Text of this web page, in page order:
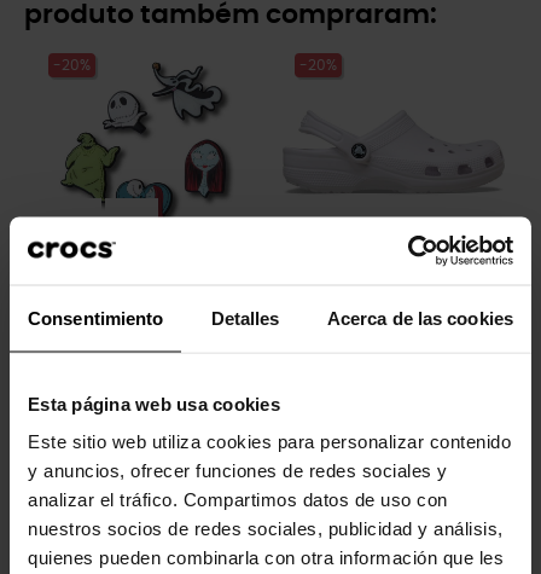
Consentimiento Detalles Acerca de las cookies
Esta página web usa cookies
Este sitio web utiliza cookies para personalizar contenido
y anuncios, ofrecer funciones de redes sociales y
analizar el tráfico. Compartimos datos de uso con
nuestros socios de redes sociales, publicidad y análisis,
quienes pueden combinarla con otra información que les
produto também compraram:
-20%
16,99 € 13,59 €
-20%
unissex...